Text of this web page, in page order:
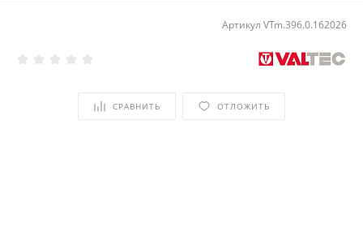
Артикул VTm.396.0.162026
СРАВНИТЬ ОТЛОЖИТЬ